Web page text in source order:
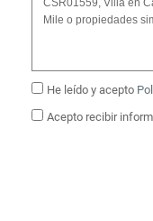
He leído y acepto
Acepto recibir